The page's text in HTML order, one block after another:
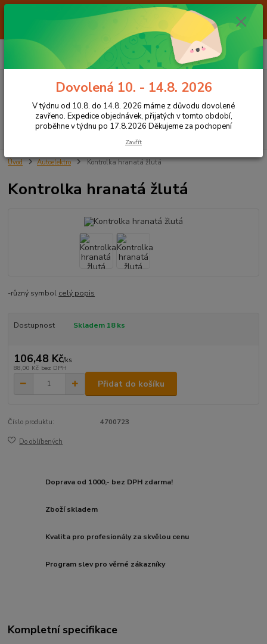
Od 7.8. do 14.8. 2026 máme z důvodu dovolené ZAVŘENO. Expedice
objednávek, přijatých v tomto období, proběhne v týdnu po 17.8.2026
Děkujeme za pochopení
CZK
Hledat
+420 605 283 713
za0,00 Kč
Úvod Autoelektro Kontrolka hranatá žlutá
Kontrolka hranatá žlutá
-různý symbol celý popis
Dostupnost Skladem 18 ks
106,48 Kč/ks
88,00 Kč bez DPH
Přidat do košíku
Číslo produktu: 4700723
Do oblíbených
Doprava od 1000,- bez DPH zdarma!
Zboží skladem
Kvalita pro profesionály za skvělou cenu
Program slev pro věrné zákazníky
Kompletní specifikace
Dovolená 10. - 14.8. 2026
V týdnu od 10.8. do 14.8. 2026 máme z důvodu dovolené
zavřeno. Expedice objednávek, přijatých v tomto období,
proběhne v týdnu po 17.8.2026 Děkujeme za pochopení
Zavřít